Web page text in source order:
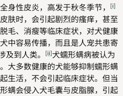
身性皮炎，高发于秋冬季节，
[i]
肤时，会引起剧烈的瘙痒，甚至
毛、消瘦等临床症状，对犬健康
中容易传播，而且是人宠共患寄
到人类。
[ii]犬蠕形螨病被认为
大多数健康的犬能够抑制蠕形螨
生活，不会引起临床症状。但当
螨会侵入犬毛囊与皮脂腺，引起